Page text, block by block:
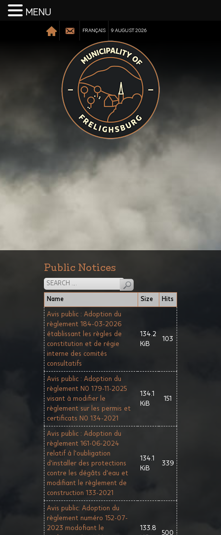
FRANÇAIS 9 AUGUST 2026
Public Notices
Name Size Hits
Avis public : Adoption du
règlement 184-03-2026
établissant les règles de
constitution et de régie
interne des comités
consultatifs
134.2
KiB
103
Avis public : Adoption du
règlement N0 179-11-2025
visant à modifier le
règlement sur les permis et
certificats N0 134-2021
134.1
KiB
151
Avis public : Adoption du
règlement 161-06-2024
relatif à l'oubligation
d'installer des protections
contre les dégâts d'eau et
modifiant le règlement de
construction 133-2021
134.1
KiB
339
Avis public: Adoption du
règlement numéro 152-07-
2023 modofiant le
133.8
500
MENU